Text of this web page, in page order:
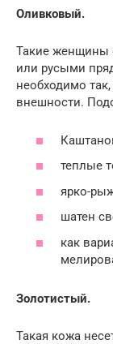
Оливковый.
Такие женщины
или русыми
необходимо
внешности.
теплые
ярко-
шатен
как
Золотистый.
Такая кожа